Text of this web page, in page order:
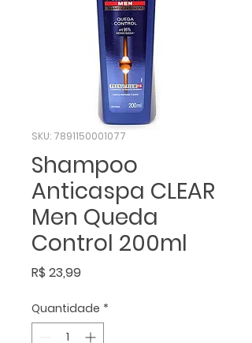
SKU: 7891150001077
Shampoo
Anticaspa CLEAR
Men Queda
Control 200ml
R$ 23,99Preço
Quantidade *